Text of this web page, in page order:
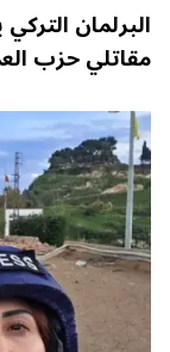
البرلمان
مقاتلي حزب